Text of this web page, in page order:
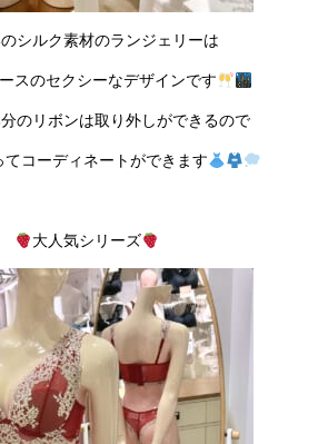
シルク素材のランジェリーは
スのセクシーなデザインです
のリボンは取り外しができるので
てコーディネートができます
大人気シリーズ